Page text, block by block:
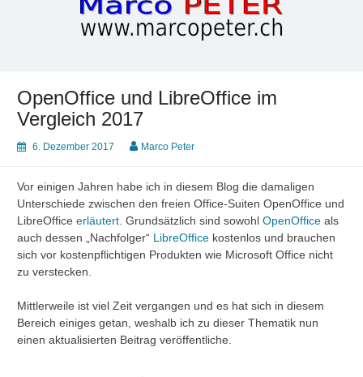
OpenOffice und LibreOffice im
Vergleich 2017
6. Dezember 2017 Marco Peter
Vor einigen Jahren habe ich in diesem Blog die damaligen
Unterschiede zwischen den freien Office-Suiten OpenOffice und
LibreOffice erläutert . Grundsätzlich sind sowohl OpenOffice als
auch dessen „Nachfolger“ LibreOffice kostenlos und brauchen
sich vor kostenpflichtigen Produkten wie Microsoft Office nicht
zu verstecken.
Mittlerweile ist viel Zeit vergangen und es hat sich in diesem
Bereich einiges getan, weshalb ich zu dieser Thematik nun
einen aktualisierten Beitrag veröffentliche.